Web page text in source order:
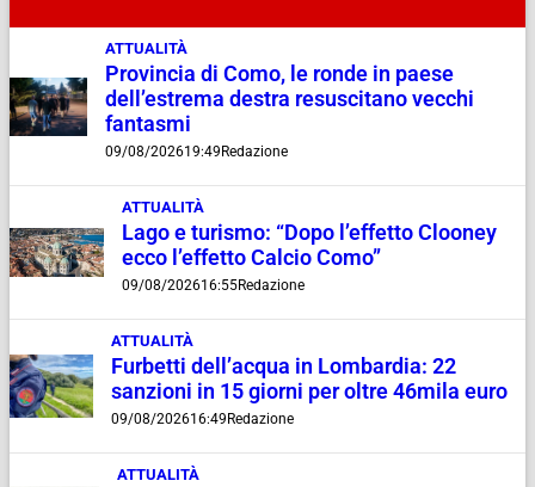
ATTUALITÀ
Provincia di Como, le ronde in paese
dell’estrema destra resuscitano vecchi
fantasmi
09/08/202619:49 Redazione
ATTUALITÀ
Lago e turismo: “Dopo l’effetto Clooney
ecco l’effetto Calcio Como”
09/08/202616:55Redazione
ATTUALITÀ
Furbetti dell’acqua in Lombardia: 22
sanzioni in 15 giorni per oltre 46mila euro
09/08/202616:49 Redazione
ATTUALITÀ